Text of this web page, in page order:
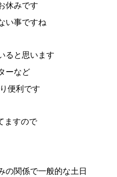
休みです
い事ですね
ると思います
ーなど
便利です
ますので
の関係で一般的な土日